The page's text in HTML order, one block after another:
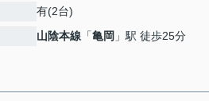
有(2台)
山陰本線 「亀岡 」駅 徒歩25分